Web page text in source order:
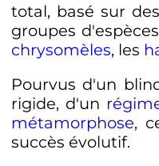
total, basé sur
groupes
chrysomèles, les
Pourvus d'un
rigide, d'un
métamorphose,
succès évolutif.